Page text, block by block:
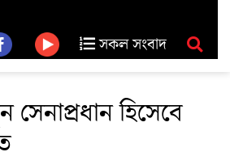
সকল সংবাদ
হিসেবে